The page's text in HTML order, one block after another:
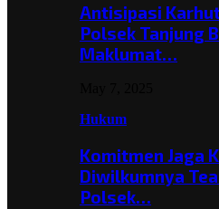
Antisipasi
Polsek Tanjung
Maklumat…
Hukum
Komitmen Jaga
Diwilkumnya
Polsek…